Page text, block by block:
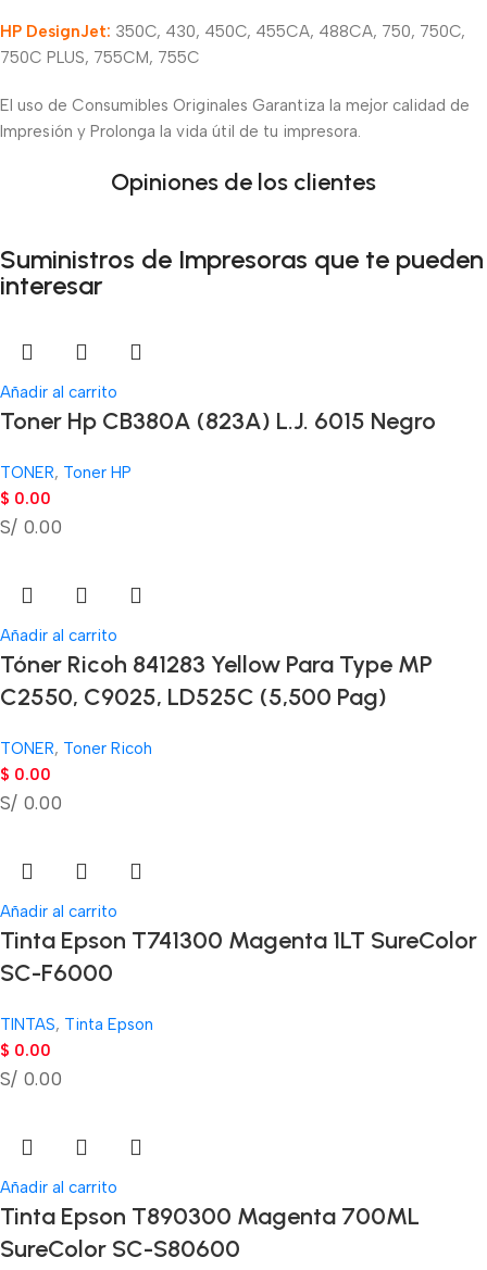
HP DesignJet: 350C, 430, 450C, 455CA, 488CA, 750, 750C,
750C PLUS, 755CM, 755C
El uso de Consumibles Originales Garantiza la mejor calidad de
Impresión y Prolonga la vida útil de tu impresora.
Opiniones de los clientes
Suministros de Impresoras que te pueden
interesar
Añadir al carrito
Toner Hp CB380A (823A) L.J. 6015 Negro
TONER, Toner HP
$ 0.00
S/ 0.00
Añadir al carrito
Tóner Ricoh 841283 Yellow Para Type MP
C2550, C9025, LD525C (5,500 Pag)
TONER, Toner Ricoh
$ 0.00
S/ 0.00
Añadir al carrito
Tinta Epson T741300 Magenta 1LT SureColor
SC-F6000
TINTAS, Tinta Epson
$ 0.00
S/ 0.00
Añadir al carrito
Tinta Epson T890300 Magenta 700ML
SureColor SC-S80600